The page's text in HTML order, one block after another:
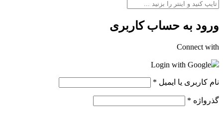
ورود به حساب کاربری
Connect with
Login with Google
نام کاربری یا ایمیل *
گذرواژه *